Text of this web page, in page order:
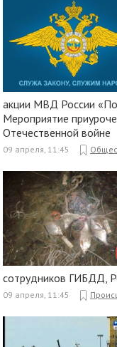
акции МВД России
Мероприятие
Отечественной войне
09 апреля, 11:45
сотрудников ГИБДД,
09 апреля, 11:45